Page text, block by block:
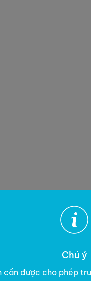
Chú ý
cần được cho phép